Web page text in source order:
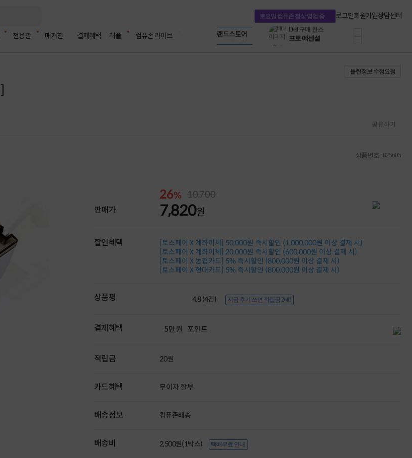
토요일 컴퓨존 정상 영업 중 로그인회원가입상담센터
전용관 매거진 결제혜택 래플 컴퓨존 라이브
LG gram & 브랜드스토어
Microsoft 브랜드스토어
Dell 구매 찬스
프로 에센셜
타협 없는 게이밍
HP OMEN
시스코 스위칭허브
누적 금액 별
적립금 페이백!
Dell 구매왕
특별 할인 이벤트
틀린정보 수정요청
공유하기
상품번호 : 825605
판매가
26% 10,700
7,820원
할인혜택
[토스페이 X 계좌이체] 50,000원 즉시할인 (1,000,000원 이상 결제 시)
[토스페이 X 계좌이체] 20,000원 즉시할인 (600,000원 이상 결제 시)
[토스페이 X 농협카드] 5% 즉시할인 (800,000원 이상 결제 시)
[토스페이 X 현대카드] 5% 즉시할인 (800,000원 이상 결제 시)
상품평 4.8 (4건) 지금 후기 쓰면 적립금 2배!
결제혜택 5만원 포인트
적립금 20원
카드혜택 무이자 할부
배송정보 컴퓨존배송
배송비 2,500원(1박스) 택배무료 안내